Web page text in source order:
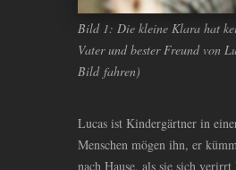
Bild 1: Die kleine Klara hat
Vater und bester Freund von
Bild fahren)
Lucas ist Kindergärtner in
Menschen mögen ihn, er
nach Hause, als sie sich